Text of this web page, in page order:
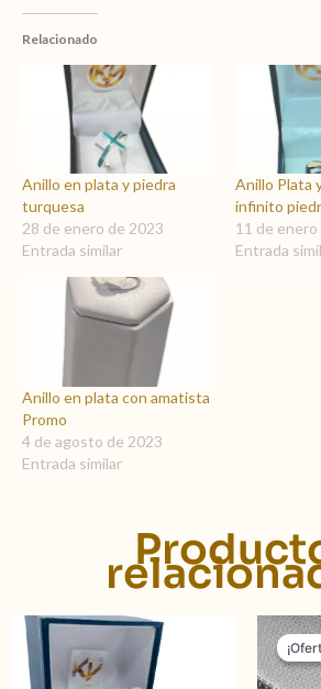
Relacionado
Anillo en plata y piedra
turquesa
28 de enero de 2023
Entrada similar
Anillo Plata
infinito
11 de
Entrada
Anillo en plata con amatista
Promo
4 de agosto de 2023
Entrada similar